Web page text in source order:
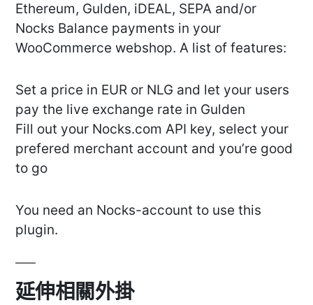
Ethereum, Gulden, iDEAL, SEPA and/or
Nocks Balance payments in your
WooCommerce webshop. A list of features:
Set a price in EUR or NLG and let your users
pay the live exchange rate in Gulden
Fill out your Nocks.com API key, select your
prefered merchant account and you’re good
to go
You need an Nocks-account to use this
plugin.
延伸相關外掛